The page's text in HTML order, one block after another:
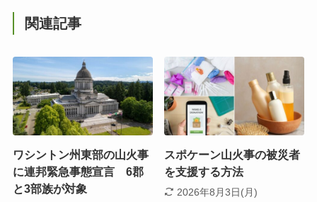
関連記事
ワシントン州東部の山火事
に連邦緊急事態宣言 6郡
と3部族が対象
スポケーン山火事の被災者
を支援する方法
2026年8月3日(月)